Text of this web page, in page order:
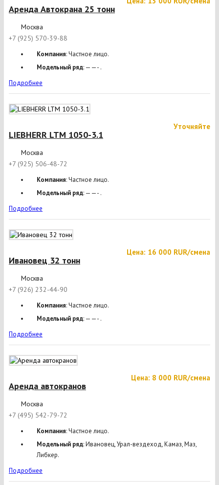
Аренда Автокрана 25 тонн
Москва
+7 (925) 570-39-88
Компания: Частное лицо.
Модельный ряд: ——- .
Подробнее
LIEBHERR LTM 1050-3.1
Уточняйте
Москва
+7 (925) 506-48-72
Компания: Частное лицо.
Модельный ряд: ——- .
Подробнее
Ивановец 32 тонн
Цена: 16 000 RUR/смена
Москва
+7 (926) 232-44-90
Компания: Частное лицо.
Модельный ряд: ——- .
Подробнее
Аренда автокранов
Цена: 8 000 RUR/смена
Москва
+7 (495) 542-79-72
Компания: Частное лицо.
Модельный ряд: Ивановец, Урал-вездеход, Камаз, Маз,
Либкер.
Подробнее